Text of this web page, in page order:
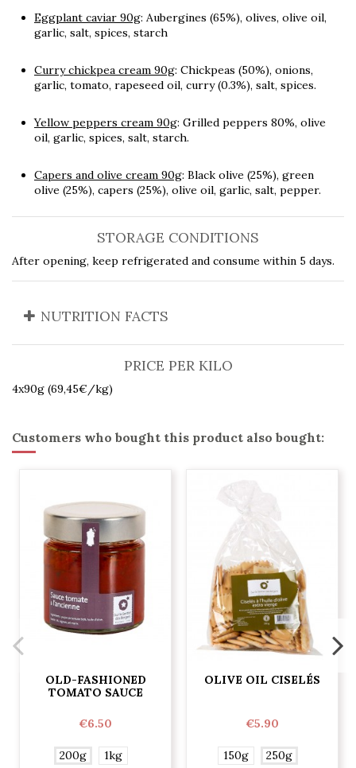
Eggplant caviar 90g: Aubergines (65%), olives, olive oil,
garlic, salt, spices, starch
Curry chickpea cream 90g: Chickpeas (50%), onions,
garlic, tomato, rapeseed oil, curry (0.3%), salt, spices.
Yellow peppers cream 90g: Grilled peppers 80%, olive
oil, garlic, spices, salt, starch.
Capers and olive cream 90g: Black olive (25%), green
olive (25%), capers (25%), olive oil, garlic, salt, pepper.
STORAGE CONDITIONS
After opening, keep refrigerated and consume within 5 days.
NUTRITION FACTS
PRICE PER KILO
4x90g (69,45€/kg)
Customers who bought this product also bought:
OLD-FASHIONED
TOMATO SAUCE
€6.50
200g 1kg
OLIVE OIL CISELÉS
€5.90
150g 250g